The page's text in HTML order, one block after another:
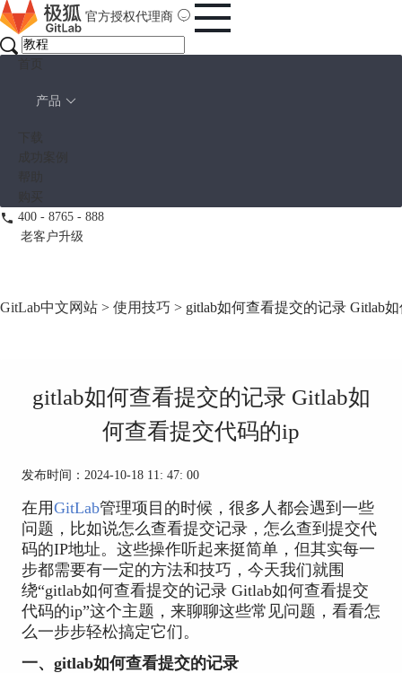
官方授权代理商
产品
400 - 8765 - 888
老客户升级
GitLab中文网站 > 使用技巧 > gitlab如何查看提交的记录 Gitlab
gitlab如何查看提交的记录 Gitlab如
何查看提交代码的ip
发布时间：2024-10-18 11: 47: 00
在用GitLab管理项目的时候，很多人都会遇到一些
问题，比如说怎么查看提交记录，怎么查到提交代
码的IP地址。这些操作听起来挺简单，但其实每一
步都需要有一定的方法和技巧，今天我们就围
绕“gitlab如何查看提交的记录 Gitlab如何查看提交
代码的ip”这个主题，来聊聊这些常见问题，看看怎
么一步步轻松搞定它们。
一、gitlab如何查看提交的记录